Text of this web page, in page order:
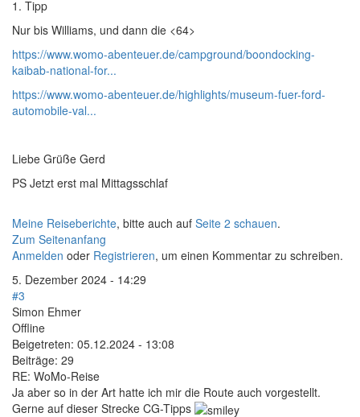
1. Tipp
Nur bis Williams, und dann die <64>
https://www.womo-abenteuer.de/campground/boondocking-
kaibab-national-for...
https://www.womo-abenteuer.de/highlights/museum-fuer-ford-
automobile-val...
Liebe Grüße Gerd
PS Jetzt erst mal Mittagsschlaf
Meine Reiseberichte, bitte auch auf Seite 2 schauen.
Zum Seitenanfang
Anmelden oder Registrieren, um einen Kommentar zu schreiben.
5. Dezember 2024 - 14:29
#3
Simon Ehmer
Offline
Beigetreten: 05.12.2024 - 13:08
Beiträge: 29
RE: WoMo-Reise
Ja aber so in der Art hatte ich mir die Route auch vorgestellt.
Gerne auf dieser Strecke CG-Tipps